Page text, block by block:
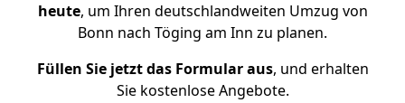
heute, um Ihren deutschlandweiten Umzug von
Bonn nach Töging am Inn zu planen.
Füllen Sie jetzt das Formular aus, und erhalten
Sie kostenlose Angebote.